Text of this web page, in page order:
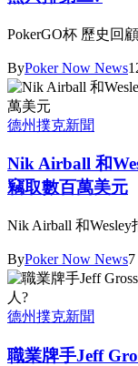
PokerGO杯 歷史回
ByPoker Now News
德州撲克新聞
Nik Airball 和
竊取數百萬美元
Nik Airball 和Wesley
ByPoker Now News
德州撲克新聞
職業牌手Jeff